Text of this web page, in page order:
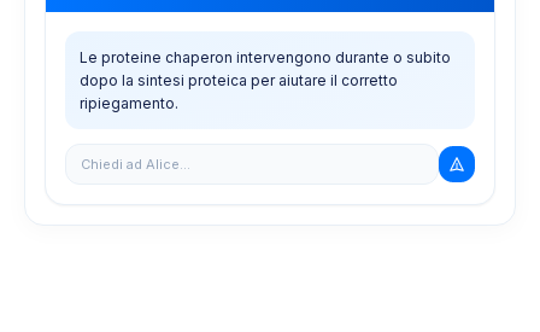
Le proteine chaperon intervengono durante o subito
dopo la sintesi proteica per aiutare il corretto
ripiegamento.
Chiedi ad Alice...